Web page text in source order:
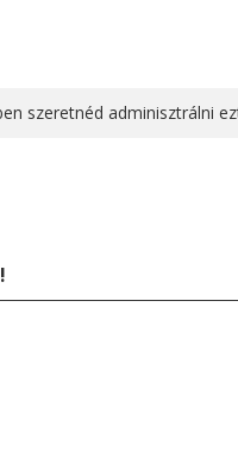
szeretnéd adminisztrálni